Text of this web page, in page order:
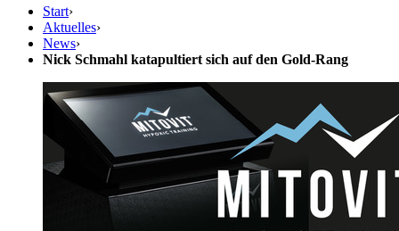
Start›
Aktuelles›
News›
Nick Schmahl katapultiert sich auf den Gold-Rang